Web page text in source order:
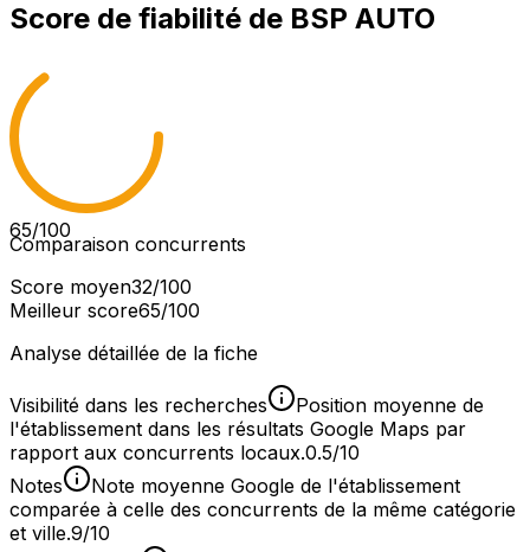
Score de fiabilité de BSP AUTO
65/100
Comparaison concurrents
Score moyen32/100
Meilleur score65/100
Analyse détaillée de la fiche
Visibilité dans les recherches
Position moyenne de
l'établissement dans les résultats Google Maps par
rapport aux concurrents locaux.0.5/10
Notes
Note moyenne Google de l'établissement
comparée à celle des concurrents de la même catégorie
et ville.9/10